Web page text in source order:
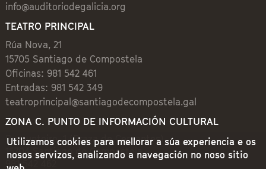
info@auditoriodegalicia.org
TEATRO PRINCIPAL
Rúa Nova, 21
15705 Santiago de Compostela
Oficinas: 981 542 461
Entradas: 981 542 349
teatroprincipal@santiagodecompostela.gal
ZONA C. PUNTO DE INFORMACIÓN CULTURAL
Preguntoiro, 1 (Praza de Cervantes)
15704 Santiago de Compostela
981 542 462
Utilizamos cookies para mellorar a súa experiencia e os
nosos servizos, analizando a navegación no noso sitio